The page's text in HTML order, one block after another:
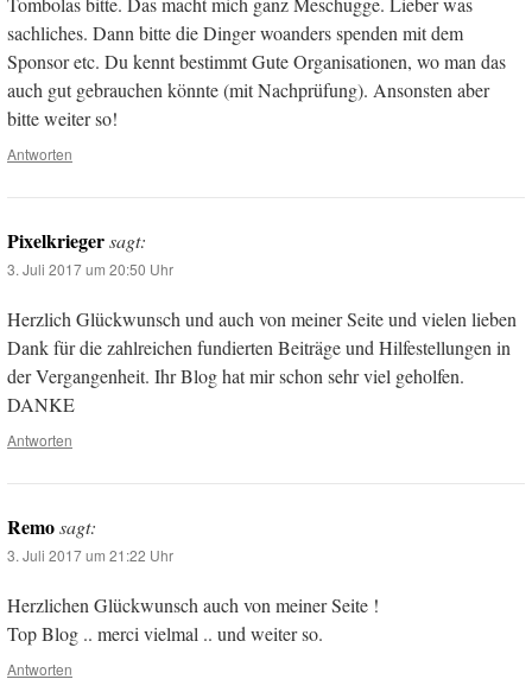
sachliches. Dann bitte die Dinger woanders spenden mit dem
Sponsor etc. Du kennt bestimmt Gute Organisationen, wo man das
auch gut gebrauchen könnte (mit Nachprüfung). Ansonsten aber
bitte weiter so!
Antworten
Pixelkriegersagt:
3. Juli 2017 um 20:50 Uhr
Herzlich Glückwunsch und auch von meiner Seite und vielen lieben
Dank für die zahlreichen fundierten Beiträge und Hilfestellungen in
der Vergangenheit. Ihr Blog hat mir schon sehr viel geholfen.
DANKE
Antworten
Remosagt:
3. Juli 2017 um 21:22 Uhr
Herzlichen Glückwunsch auch von meiner Seite !
Top Blog .. merci vielmal .. und weiter so.
Antworten